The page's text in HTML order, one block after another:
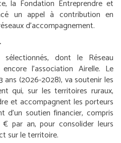
la Fondation Entreprendre et
un appel à contribution en
d’accompagnement.
dont le Réseau
l’association Airelle. Le
ans (2026-2028), va soutenir les
qui, sur les territoires ruraux,
et accompagnent les porteurs
d’un soutien financier, compris
an, pour consolider leurs
sur le territoire.